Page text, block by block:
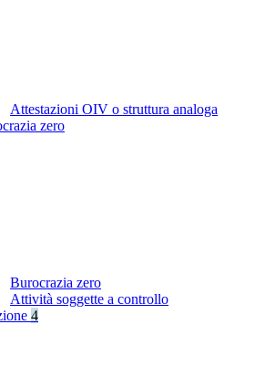
Attestazioni OIV o struttura analoga
zero
Burocrazia zero
Attività soggette a controllo
4